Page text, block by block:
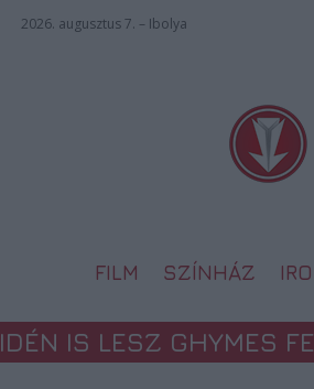
2026. augusztus 7. – Ibolya
FILM SZÍNHÁZ
IDÉN IS LESZ GHYMES